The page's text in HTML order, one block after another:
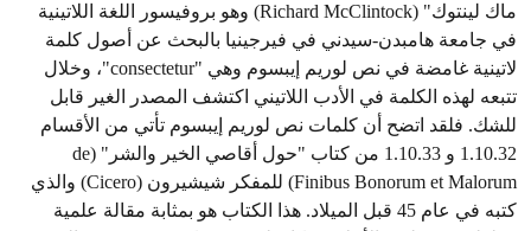
ماك لينتوك" (Richard McClintock) وهو بروفيسور اللغة اللاتينية
في جامعة هامبدن-سيدني في فيرجينيا بالبحث عن أصول كلمة
لاتينية غامضة في نص لوريم إيبسوم وهي "consectetur"، وخلال
تتبعه لهذه الكلمة في الأدب اللاتيني اكتشف المصدر الغير قابل
للشك. فلقد اتضح أن كلمات نص لوريم إيبسوم تأتي من الأقسام
1.10.32 و 1.10.33 من كتاب "حول أقاصي الخير والشر" (de
Finibus Bonorum et Malorum) للمفكر شيشيرون (Cicero) والذي
كتبه في عام 45 قبل الميلاد. هذا الكتاب هو بمثابة مقالة علمية